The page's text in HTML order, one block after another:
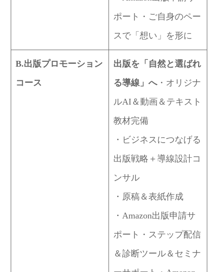
ポート・ご自身のペー
スで「想い」を形に
B.出版プロモーション
コース
出版を「自然と選ばれ
る導線」へ・オリジナ
ルAI＆動画＆テキスト
教材完備
・ビジネスにつなげる
出版戦略＋導線設計コ
ンサル
・原稿＆表紙作成
・Amazon出版申請サ
ポート・ステップ配信
＆診断ツール＆セミナ